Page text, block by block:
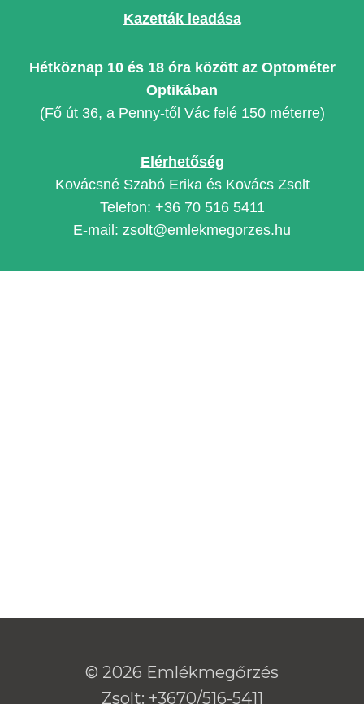
Kazetták leadása
Hétköznap 10 és 18 óra között az Optométer
Optikában
(Fő út 36, a Penny-től Vác felé 150 méterre)
Elérhetőség
Kovácsné Szabó Erika és Kovács Zsolt
Telefon: +36 70 516 5411
E-mail: zsolt@emlekmegorzes.hu
© 2026 Emlékmegőrzés
Zsolt: +3670/516-5411